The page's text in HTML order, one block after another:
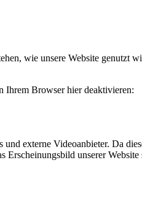
wie unsere Website genutzt
Ihrem Browser hier deaktivieren:
externe Videoanbieter. Da
unserer